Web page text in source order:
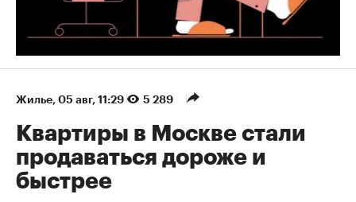
Жилье 05 авг, 11:29 5 289
Квартиры в Москве стали
продаваться дороже и
быстрее